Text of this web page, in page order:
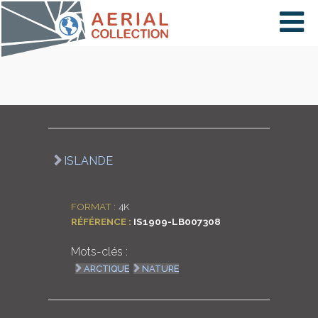
×
ISLANDE
FORMAT : 4K
RÉFÉRENCE : IS1909-LB007308
Mots-clés :
ARCTIQUE NATURE